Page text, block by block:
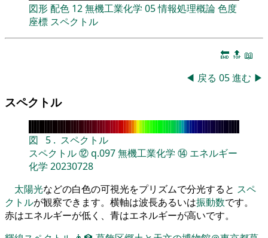
図形配色 12無機工業化学 05情報処理概論色度
座標 スペクトル
🔚 🔝 📖
◀ 戻る 05進む ▶
スペクトル
図 5 . スペクトル
スペクトル⑫q.097無機工業化学 ⑭ エネルギー
化学 20230728
太陽光などの白色の可視光をプリズムで分光すると スペ
クトルが観察できます。横軸は波長あるいは振動数です。
赤はエネルギーが低く、青はエネルギーが高いです。